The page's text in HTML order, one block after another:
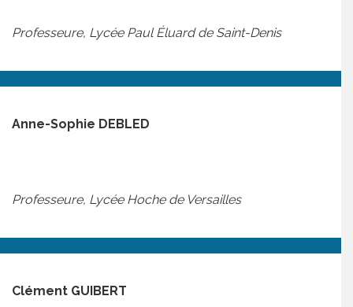
Professeure, Lycée Paul Éluard de Saint-Denis
Anne-Sophie DEBLED
Professeure, Lycée Hoche de Versailles
Clément GUIBERT